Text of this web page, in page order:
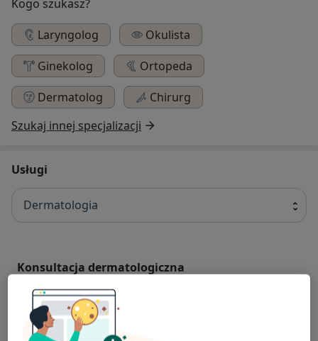
Kogo szukasz?
Laryngolog
Okulista
Ginekolog
Ortopeda
Dermatolog
Chirurg
Szukaj innej specjalizacji
Usługi
Dermatologia
Konsultacja dermatologiczna
W jaki sposób ustalane są ceny?